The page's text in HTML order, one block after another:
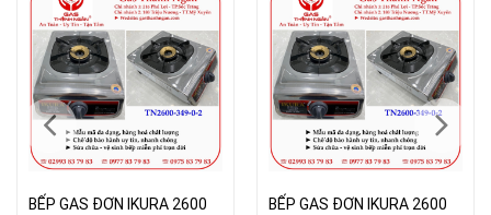
BẾP GAS ĐƠN IKURA 2600 BẾP GAS ĐƠN IKURA 2600